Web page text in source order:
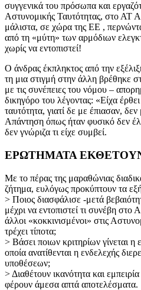
συγγενικά του πρόσωπα και
Αστυνομικής Ταυτότητας, στο ΑΤ
μάλιστα, σε χώρα της ΕΕ ,
από τη «μύτη» των αρμόδιων
χωρίς να εντοπιστεί!
Ο άνδρας έκπληκτος από την
τη μια στιγμή στην άλλη βρέθηκε
με τις συνέπειες του νόμου –
δικηγόρο του λέγοντας: «Είχα
ταυτότητα, γιατί δε με έπιασαν,
Απάντηση όπως ήταν φυσικό δεν
δεν γνώριζα τι είχε συμβεί.
ΕΡΩΤΗΜΑΤΑ
Με το πέρας της μαραθώνιας
ζήτημα, ευλόγως προκύπτουν τα
> Ποιος διασφάλισε -μετά
μέχρι να εντοπιστεί τι συνέβη στο
άλλοι «κοκκινισμένοι» στις
τρέχει τίποτα;
> Βάσει ποιων κριτηρίων γίνεται
οποία ανατίθενται η ενδελεχής
υποθέσεων;
> Διαθέτουν ικανότητα και
φέρουν άμεσα απτά αποτελέσματα.